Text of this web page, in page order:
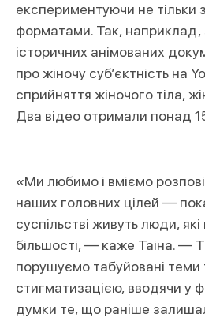
експериментуючи не тільки
форматами. Так, наприклад,
історичних анімованих
про жіночу суб’єктність на
сприйняття жіночого тіла,
Два відео отримали понад
«Ми любимо і вміємо
наших головних цілей —
суспільстві живуть люди, які
більшості, — каже Таіна. —
порушуємо табуйовані теми
стигматизацією, вводячи у
думки те, що раніше